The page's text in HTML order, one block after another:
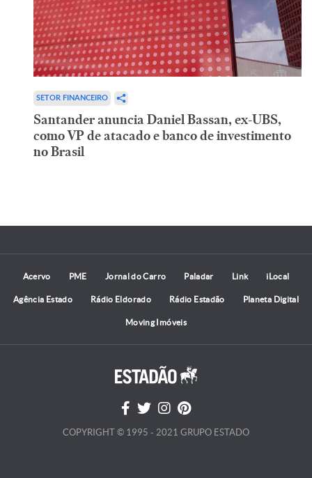
SETOR FINANCEIRO
Santander anuncia Daniel Bassan, ex-UBS,
como VP de atacado e banco de investimento
no Brasil
Acervo PME Jornal do Carro Paladar Link iLocal
Agência Estado Rádio Eldorado Rádio Estadão Planeta Digital
Moving Imóveis
COPYRIGHT © 1995 - 2021 GRUPO ESTADO